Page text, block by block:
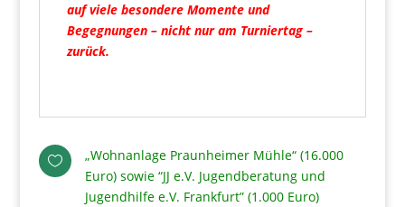
auf viele besondere Momente und
Begegnungen – nicht nur am Turniertag –
zurück.

„Wohnanlage Praunheimer Mühle“ (16.000
Euro) sowie “JJ e.V. Jugendberatung und
Jugendhilfe e.V. Frankfurt” (1.000 Euro)